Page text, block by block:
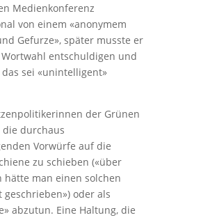
Medienkonferenz
von einem «anonymem
Gefurze», später musste er
entschuldigen und
sei «unintelligent»
der Grünen
die durchaus
Vorwürfe auf die
zu schieben («über
hätte man einen solchen
oder als
abzutun. Eine Haltung, die